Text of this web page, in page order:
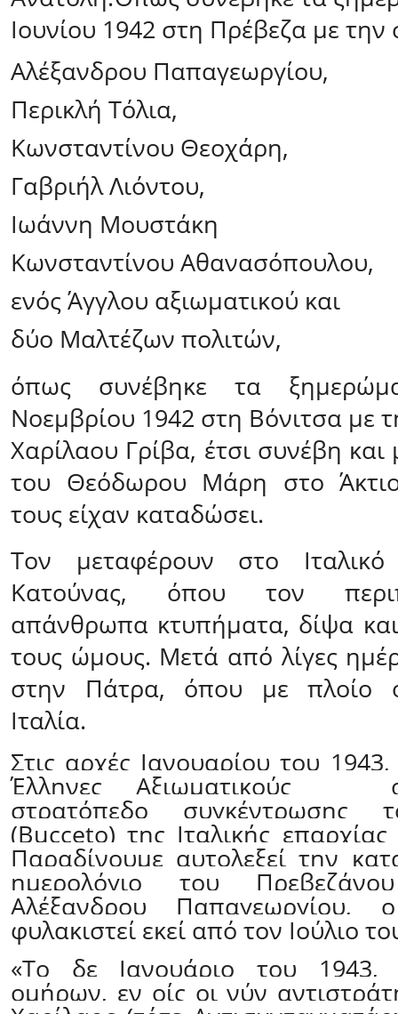
Ιουνίου 1942 στη Πρέβεζα με
Αλέξανδρου Παπαγεωργίου,
Περικλή Τόλια,
Κωνσταντίνου Θεοχάρη,
Γαβριήλ Λιόντου,
Ιωάννη Μουστάκη
Κωνσταντίνου Αθανασόπουλου,
ενός Άγγλου αξιωματικού και
δύο Μαλτέζων πολιτών,
όπως συνέβηκε τα
Νοεμβρίου 1942 στη Βόνιτσα με
Χαρίλαου Γρίβα, έτσι συνέβη
του Θεόδωρου Μάρη στο
τους είχαν καταδώσει.
Τον μεταφέρουν στο
Κατούνας, όπου τον
απάνθρωπα κτυπήματα, δίψα
τους ώμους. Μετά από λίγες
στην Πάτρα, όπου με πλοίο
Ιταλία.
Στις αρχές Ιανουαρίου του
Έλληνες Αξιωματικούς
στρατόπεδο συγκέντρωσης
(Bucceto) της Ιταλικής
Παραδίνουμε αυτολεξεί την
ημερολόγιο του
Αλέξανδρου Παπαγεωργίου,
φυλακιστεί εκεί από τον Ιούλιο
«Το δε Ιανουάριο του 1943,
ομήρων, εν οίς οι νύν